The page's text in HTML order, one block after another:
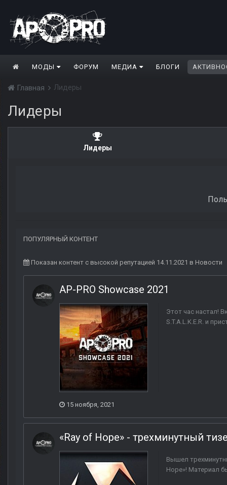
МОДЫ ФОРУМ МЕДИА БЛОГИ
Главная Лидеры
Лидеры
Лидеры
ПОПУЛЯРНЫЙ КОНТЕНТ
Показан контент с высокой репутацией 14.11.2021 в Новости
AP-PRO Showcase 2021
Этот час настал!
S.T.A.L.K.E.R. и
15 ноября, 2021
«Ray of Hope» - трехминутный
Вышел
Hope»! Материал